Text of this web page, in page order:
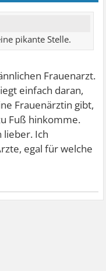
pikante Stelle.
Frauenarzt.
einfach daran,
Frauenärztin gibt,
Fuß hinkomme.
lieber. Ich
egal für welche